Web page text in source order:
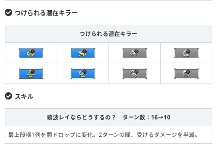
つけられる潜在キラー
つけられる潜在キラー
スキル
綾波レイならどうするの？ ターン数：16→10
最上段横1列を闇ドロップに変化。2ターンの間、受けるダメージを半減。